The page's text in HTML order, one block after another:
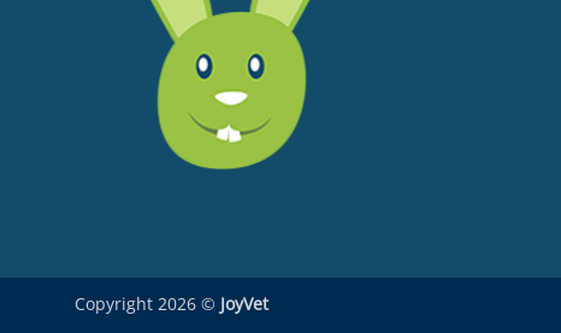
Copyright 2026 © JoyVet